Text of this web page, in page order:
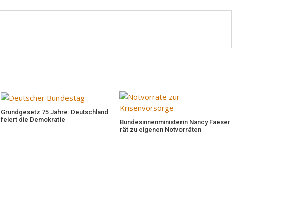
Grundgesetz 75 Jahre: Deutschland
feiert die Demokratie
Bundesinnenministerin Nancy Faeser
rät zu eigenen Notvorräten